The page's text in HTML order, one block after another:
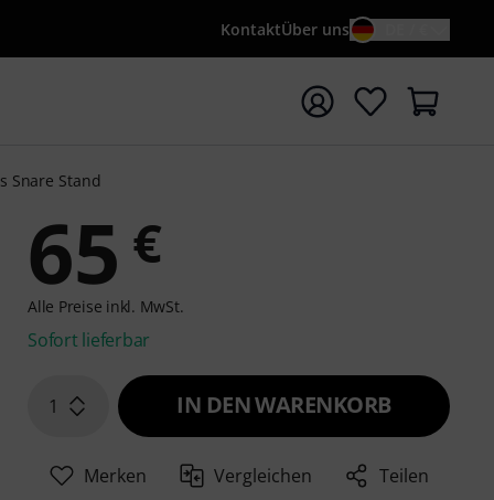
KontaktÜber uns
mit Suchwort {searchTerm} starten
Snare Stand
65 €
Alle Preise inkl. MwSt.
Sofort lieferbar
1 IN DEN WARENKORB
Merken Vergleichen Teilen